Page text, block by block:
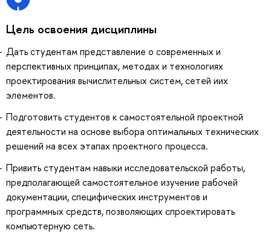
Цель освоения дисциплины
Дать студентам представление о современных и
перспективных принципах, методах и технологиях
проектирования вычислительных систем, сетей иих
элементов.
Подготовить студентов к самостоятельной проектной
деятельности на основе выбора оптимальных технических
решений на всех этапах проектного процесса.
Привить студентам навыки исследовательской работы,
предполагающей самостоятельное изучение рабочей
документации, специфических инструментов и
программных средств, позволяющих спроектировать
компьютерную сеть.